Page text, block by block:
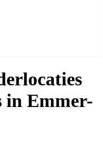
in Emmer-